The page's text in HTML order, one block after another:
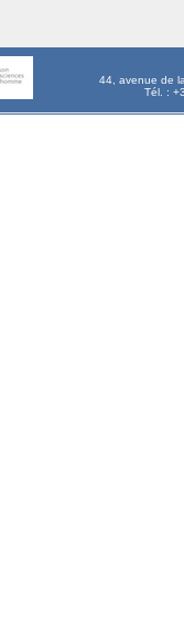
44, avenue de
Tél. :